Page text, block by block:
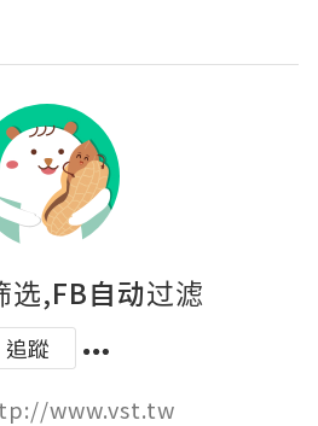
选,FB自动过滤
追蹤
www.vst.tw